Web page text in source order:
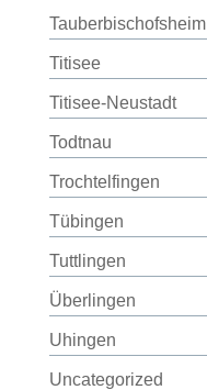
Tauberbischofsheim
Titisee
Titisee-Neustadt
Todtnau
Trochtelfingen
Tübingen
Tuttlingen
Überlingen
Uhingen
Uncategorized